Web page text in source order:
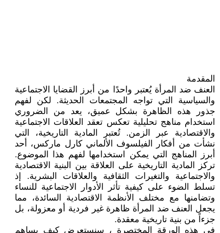
المقدمة
العنف ضد المرأة يُعتبر واحدًا من أبرز القضايا الاجتماعية
والسياسية التي تواجه المجتمعات الحديثة. لكن لفهم
جذور هذه الظاهرة بشكل عميق، يعد من الضروري
استخدام مناهج تحليلية تعكس تعقد العلاقات الاجتماعية
والاقتصادية عبر الزمن. تُعتبر المادية التاريخية، التي
نشأت من أفكار الفيلسوف الألماني كارل ماركس، أحد
أبرز المناهج التي يمكن استخدامها لفهم هذا الموضوع.
تركز المادية التاريخية على العلاقة بين البنية الاقتصادية
والاجتماعية والتغيرات الثقافية والعلاقات البشرية. إذ
تسلط الضوء على كيفية تأثر الأدوار الاجتماعية للنساء
وتضامنها مع مختلف الأنظمة الاقتصادية السائدة، مما
يجعل العنف ضد المرأة ظاهرة غير فردية أو معزولة، بل
جزءاً من بنية تاريخية معقدة.
في هذه الورقة المختصرة ، سنستعرض كيف يساهم